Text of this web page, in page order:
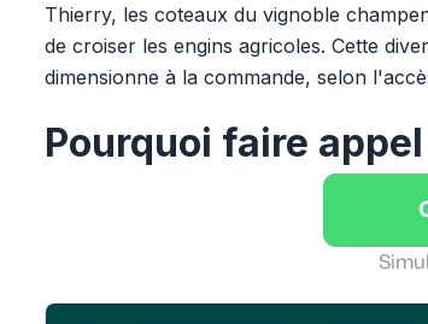
Thierry, les coteaux du vignoble
de croiser les engins agricoles. Cette
dimensionne à la commande, selon
Pourquoi faire